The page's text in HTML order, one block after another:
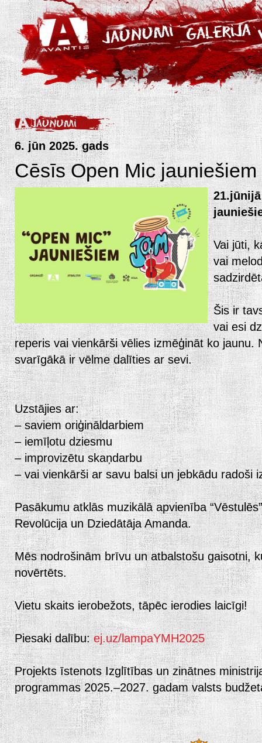
6. jūn 2025. gads
Cēsīs Open Mic jauniešiem
Vai jūti,
vai
Šis ir
vai esi
reperis vai vienkārši vēlies izmēģināt ko jaunu.
svarīgākā ir vēlme dalīties ar sevi.
Uzstājies ar:
– saviem oriģināldarbiem
– iemīļotu dziesmu
– improvizētu skaņdarbu
– vai vienkārši ar savu balsi un jebkādu radoši
Pasākumu atklās muzikālā apvienība
Revolūcija un Dziedātāja Amanda.
Mēs nodrošinām brīvu un atbalstošu gaisotni,
novērtēts.
Vietu skaits ierobežots, tāpēc ierodies laicīgi!
Piesaki dalību:ej.uz/lampaYMH2025
Projekts īstenots Izglītības un zinātnes
programmas 2025.–2027. gadam valsts